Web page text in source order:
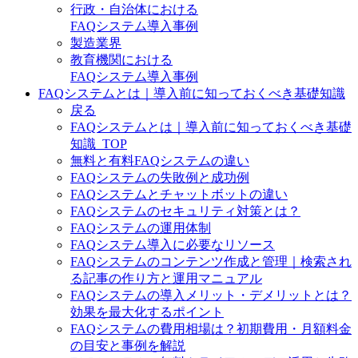
行政・自治体における
FAQシステム導入事例
製造業界
教育機関における
FAQシステム導入事例
FAQシステムとは｜導入前に知っておくべき基礎知識
戻る
FAQシステムとは｜導入前に知っておくべき基礎
知識_TOP
無料と有料FAQシステムの違い
FAQシステムの失敗例と成功例
FAQシステムとチャットボットの違い
FAQシステムのセキュリティ対策とは？
FAQシステムの運用体制
FAQシステム導入に必要なリソース
FAQシステムのコンテンツ作成と管理｜検索され
る記事の作り方と運用マニュアル
FAQシステムの導入メリット・デメリットとは？
効果を最大化するポイント
FAQシステムの費用相場は？初期費用・月額料金
の目安と事例を解説